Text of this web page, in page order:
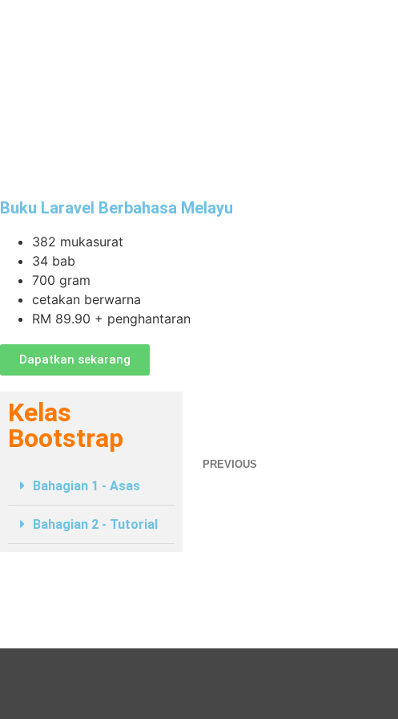
Buku Laravel Berbahasa Melayu
382 mukasurat
34 bab
700 gram
cetakan berwarna
RM 89.90 + penghantaran
Dapatkan sekarang
Kelas
Bootstrap
Bahagian 1 - Asas
Bahagian 2 - Tutorial
PREVIOUS